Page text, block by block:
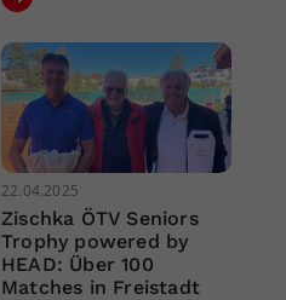
22.04.2025
Zischka ÖTV Seniors
Trophy powered by
HEAD: Über 100
Matches in Freistadt